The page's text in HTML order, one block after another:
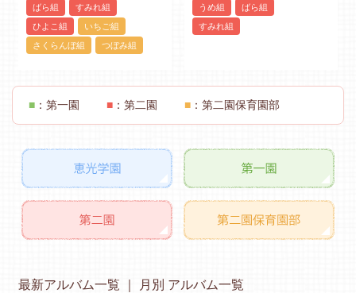
ばら組
すみれ組
ひよこ組
いちご組
さくらんぼ組
つぼみ組
うめ組
ばら組
すみれ組
■ ：第一園 ■ ：第二園 ■ ：第二園保育園部
最新アルバム一覧 月別 アルバム一覧